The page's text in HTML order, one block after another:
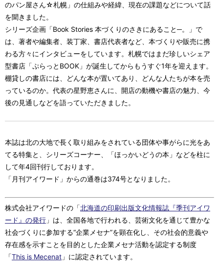
のパン屋さん☆札幌」の仕組みや経緯、現在の課題などについて話
を聞きました。
シリーズ企画「Book Stories 本づくりのさきにあること─。」で
は、著者や編集者、装丁家、書店代表者など、本づくりや販売に携
わる方々にインタビューをしています。札幌ではまだ珍しいシェア
型書店「ぷらっとBOOK」が誕生してからもうすぐ1年を迎えます。
棚貸しの書店には、どんな本が置いてあり、どんな人たちが本を売
っているのか。代表の星野恵さんに、開店の動機や書店の魅力、今
後の見通しなどを語っていただきました。
本誌は北の大地で長く取り組みをされている団体や事がらに光をあ
てる特集と、シリーズコーナー、「ほっかいどうの本」などを柱に
して年4回刊行しております。
「月刊アイワード」からの通巻は374号となりました。
株式会社アイワードの「北海道の印刷出版文化情報誌『季刊アイワ
ード』の発行 」は、全国各地で行われる、芸術文化を通じて豊かな
社会づくりに参加する“企業メセナ”を顕在化し、その社会的意義や
存在感を示すことを目的とした企業メセナ活動を認定する制度
「This is Mecenat 」に認定されています。